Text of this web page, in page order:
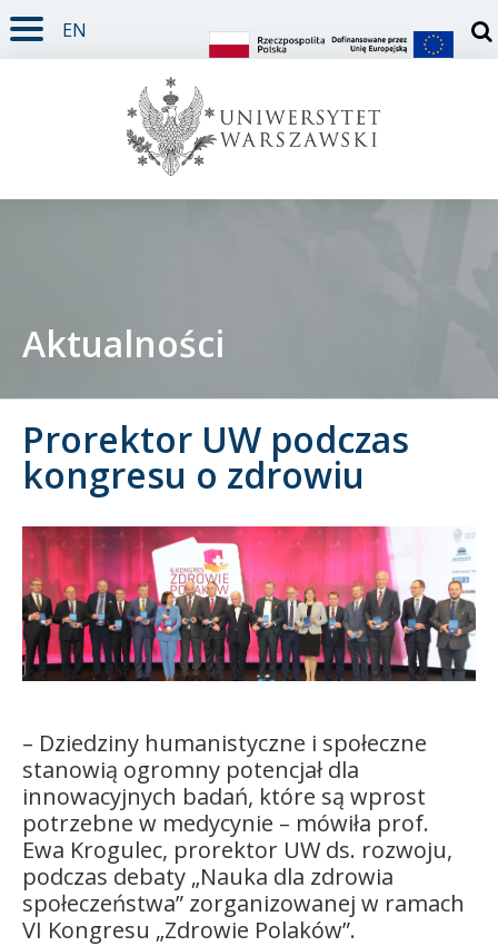
TREŚĆ STRONY
MENU GŁÓWNE
WYSZUKIWARKA
SOCIAL MEDIA
STOPKA STRONY
EN
Doktorant
Pracownik
Kandydat
Absolwent
Aktualności
Prorektor UW podczas
kongresu o zdrowiu
– Dziedziny humanistyczne i społeczne
stanowią ogromny potencjał dla
innowacyjnych badań, które są wprost
potrzebne w medycynie – mówiła prof.
Ewa Krogulec, prorektor UW ds. rozwoju,
podczas debaty „Nauka dla zdrowia
społeczeństwa” zorganizowanej w ramach
VI Kongresu „Zdrowie Polaków”.